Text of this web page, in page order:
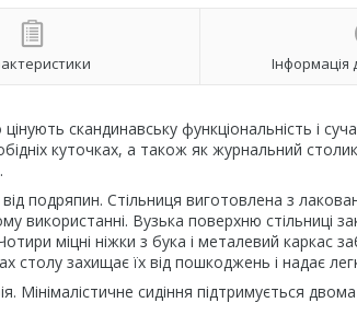
Інформація
скандинавську функціональність і
куточках, а також як журнальний
подряпин. Стільниця виготовлена з
використанні. Вузька поверхню стільниці
міцні ніжки з бука і металевий каркас
столу захищає їх від пошкоджень і надає
Мінімалістичне сидіння підтримується